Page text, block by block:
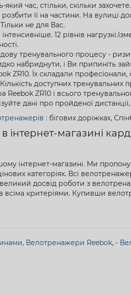
час, стільки, скільки
її на частини. На вулиці
не для Вас.
12 рівнів
тренувального процесу -
набриднути, і Ви припиніть
ZR10. Їх складали
доступних
ZR10 і всього
дані про пройденої дистанції,
: бігових доріжках,
інтернет-магазині
інтернет-магазині. Ми
категоріях. Всі
досвід роботи з
критеріями. Купивши
, Велотренажери Reebok, -